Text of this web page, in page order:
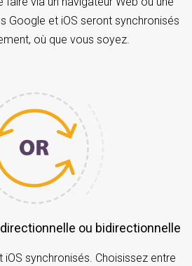
Google et iOS seront synchronisés
où que vous soyez.
ou bidirectionnelle
synchronisés. Choisissez entre